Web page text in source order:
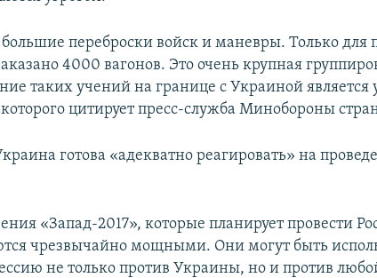
переброски войск и маневры. Только для
4000 вагонов. Это очень крупная
таких учений на границе с Украиной является
цитирует пресс-служба Минобороны
готова «адекватно реагировать» на
«Запад-2017», которые планирует провести
чрезвычайно мощными. Они могут быть
не только против Украины, но и против